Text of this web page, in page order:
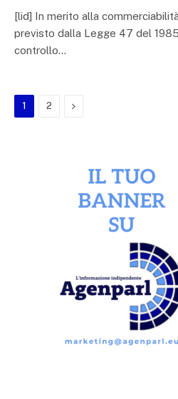
[lid] In merito alla
previsto dalla Legge 47 del
controllo…
1 2 Next